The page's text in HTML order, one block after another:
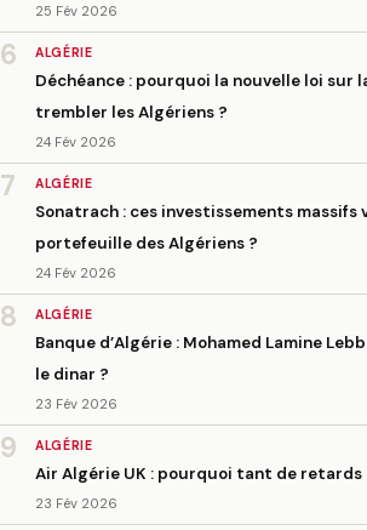
25 Fév 2026
6 ALGÉRIE
Déchéance : pourquoi la nouvelle loi sur
trembler les Algériens ?
24 Fév 2026
7 ALGÉRIE
Sonatrach : ces investissements
portefeuille des Algériens ?
24 Fév 2026
8 ALGÉRIE
Banque d’Algérie : Mohamed Lamine
le dinar ?
23 Fév 2026
9 ALGÉRIE
Air Algérie UK : pourquoi tant de
23 Fév 2026